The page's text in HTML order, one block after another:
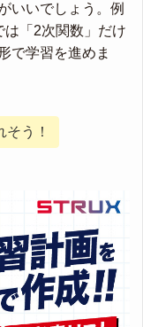
いいでしょう。例
は「2次関数」だけ
で学習を進めま
う！